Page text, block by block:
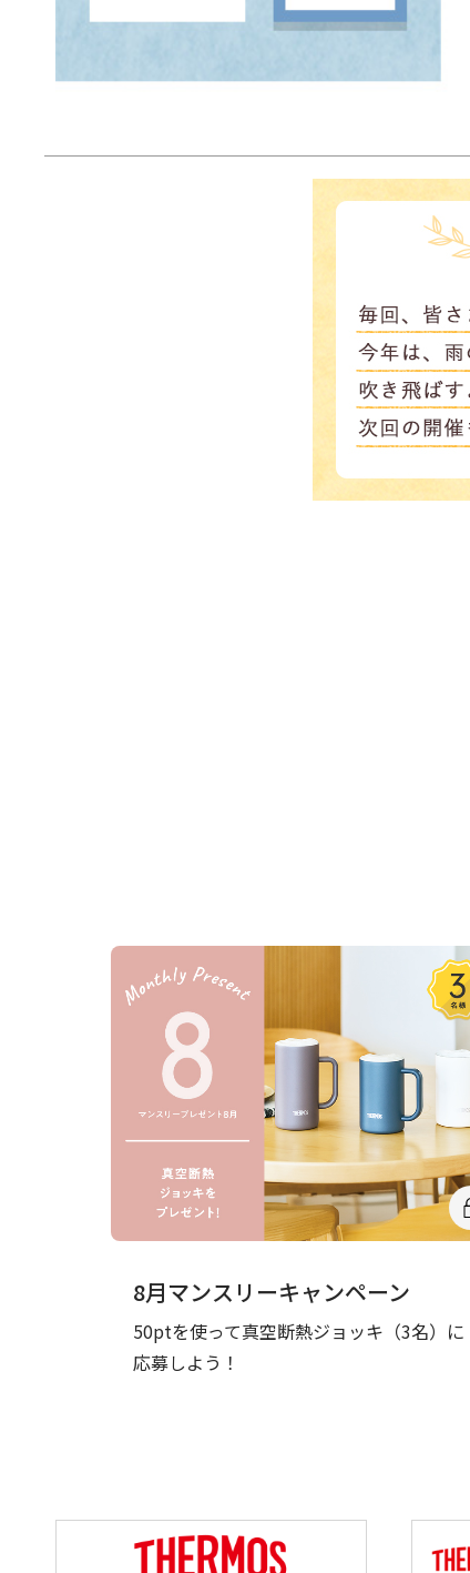
8月マンスリーキャンペーン
50ptを使って真空断熱ジョッキ（3名）に
応募しよう！